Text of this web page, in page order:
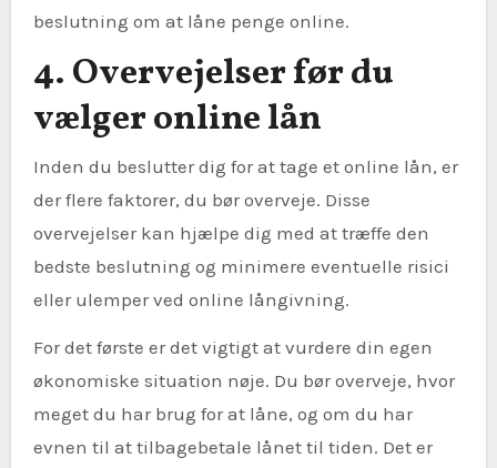
beslutning om at låne penge online.
4. Overvejelser før du
vælger online lån
Inden du beslutter dig for at tage et online lån, er
der flere faktorer, du bør overveje. Disse
overvejelser kan hjælpe dig med at træffe den
bedste beslutning og minimere eventuelle risici
eller ulemper ved online långivning.
For det første er det vigtigt at vurdere din egen
økonomiske situation nøje. Du bør overveje, hvor
meget du har brug for at låne, og om du har
evnen til at tilbagebetale lånet til tiden. Det er